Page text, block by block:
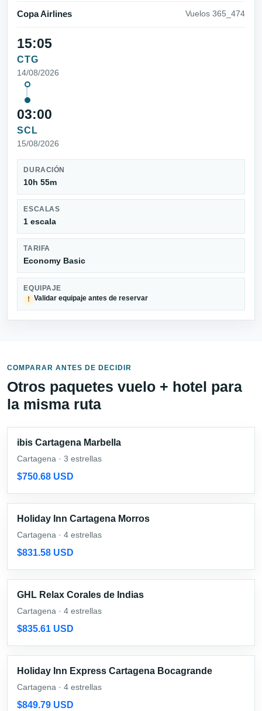
Copa Airlines Vuelos 365_474
15:05
CTG
14/08/2026
03:00
SCL
15/08/2026
DURACIÓN
10h 55m
ESCALAS
1 escala
TARIFA
Economy Basic
EQUIPAJE
!
Validar equipaje antes de reservar
COMPARAR ANTES DE DECIDIR
Otros paquetes vuelo + hotel para
la misma ruta
ibis Cartagena Marbella
Cartagena · 3 estrellas
$750.68 USD
Holiday Inn Cartagena Morros
Cartagena · 4 estrellas
$831.58 USD
GHL Relax Corales de Indias
Cartagena · 4 estrellas
$835.61 USD
Holiday Inn Express Cartagena Bocagrande
Cartagena · 4 estrellas
$849.79 USD